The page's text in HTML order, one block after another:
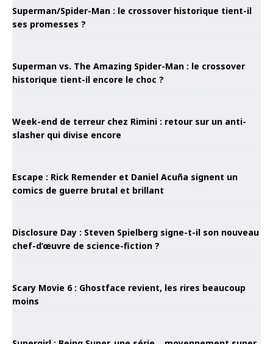
Superman/Spider-Man : le crossover historique tient-il
ses promesses ?
Superman vs. The Amazing Spider-Man : le crossover
historique tient-il encore le choc ?
Week-end de terreur chez Rimini : retour sur un anti-
slasher qui divise encore
Escape : Rick Remender et Daniel Acuña signent un
comics de guerre brutal et brillant
Disclosure Day : Steven Spielberg signe-t-il son nouveau
chef-d’œuvre de science-fiction ?
Scary Movie 6 : Ghostface revient, les rires beaucoup
moins